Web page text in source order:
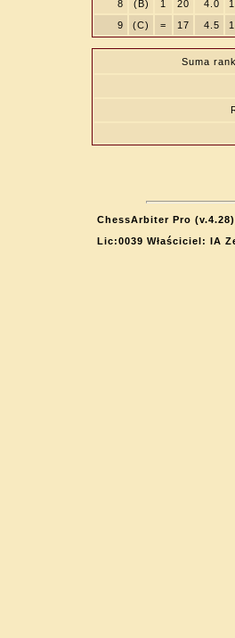
8
(B) 1 20 4.0
9
(C) = 17 4.5
Suma
ChessArbiter Pro
Lic:0039 Właściciel: IA